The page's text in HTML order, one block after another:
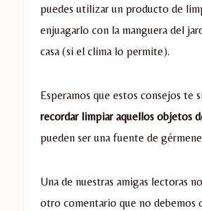
puedes utilizar un producto de
enjuagarlo con la manguera del
casa (si el clima lo permite).
Esperamos que estos consejos te
recordar limpiar aquellos objetos
pueden ser una fuente de
Una de nuestras amigas lectoras
otro comentario que no debemos